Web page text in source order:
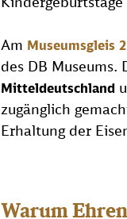
Am Museumsgleis
des DB Museums.
Mitteldeutschland
zugänglich
Erhaltung der
Warum